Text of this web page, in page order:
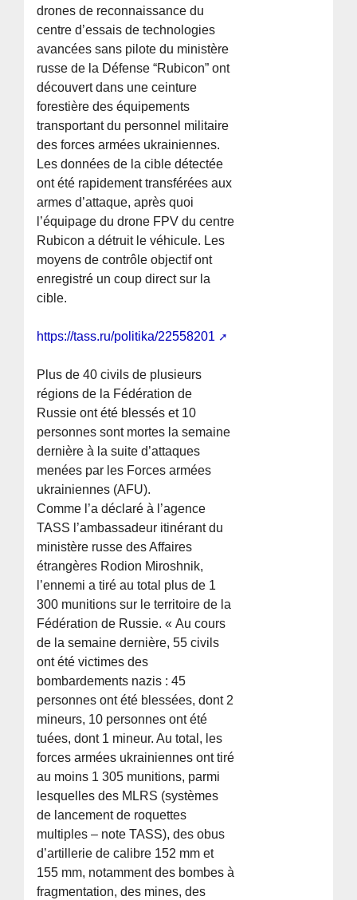
drones de reconnaissance du
centre d’essais de technologies
avancées sans pilote du ministère
russe de la Défense “Rubicon” ont
découvert dans une ceinture
forestière des équipements
transportant du personnel militaire
des forces armées ukrainiennes.
Les données de la cible détectée
ont été rapidement transférées aux
armes d’attaque, après quoi
l’équipage du drone FPV du centre
Rubicon a détruit le véhicule. Les
moyens de contrôle objectif ont
enregistré un coup direct sur la
cible.
https://tass.ru/politika/22558201
Plus de 40 civils de plusieurs
régions de la Fédération de
Russie ont été blessés et 10
personnes sont mortes la semaine
dernière à la suite d’attaques
menées par les Forces armées
ukrainiennes (AFU).
Comme l’a déclaré à l’agence
TASS l’ambassadeur itinérant du
ministère russe des Affaires
étrangères Rodion Miroshnik,
l’ennemi a tiré au total plus de 1
300 munitions sur le territoire de la
Fédération de Russie. « Au cours
de la semaine dernière, 55 civils
ont été victimes des
bombardements nazis : 45
personnes ont été blessées, dont 2
mineurs, 10 personnes ont été
tuées, dont 1 mineur. Au total, les
forces armées ukrainiennes ont tiré
au moins 1 305 munitions, parmi
lesquelles des MLRS (systèmes
de lancement de roquettes
multiples – note TASS), des obus
d’artillerie de calibre 152 mm et
155 mm, notamment des bombes à
fragmentation, des mines, des